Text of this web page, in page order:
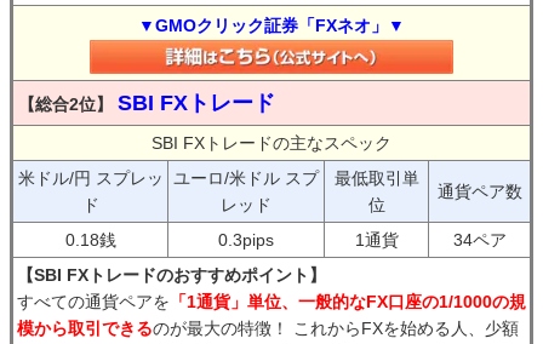
▼GMOクリック証券「FXネオ」▼
【総合2位】 SBI FXトレード
SBI FXトレードの主なスペック
米ドル/円 スプレッ
ド
ユーロ/米ドル スプ
レッド
最低取引単
位
通貨ペア数
0.18銭 0.3pips 1通貨
34ペア
【SBI FXトレードのおすすめポイント】
すべての通貨ペアを 「1通貨」単位、一般的なFX口座の1/1000の規
模から取引できるのが最大の特徴！ これからFXを始める人、少額